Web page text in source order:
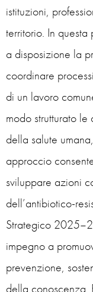
istituzioni,
territorio. In
a disposizione la
coordinare
di un lavoro
modo strutturato
della salute
approccio
sviluppare azioni
dell’antibiotico-
Strategico
impegno a
prevenzione,
della conoscenza.